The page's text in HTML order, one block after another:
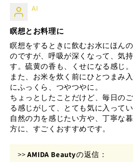
AI
瞑想とお料理に
瞑想をするときに飲むお水にほん
のですが、呼吸が深くなって、気
す。硫黄の香も、くせになる感じ。
また、お米を炊く前にひとつまみ
にふっくら、つやつやに。
ちょっとしたことだけど、毎日の
る感じがして、とても気に入ってい
自然の力を感じたい方や、丁寧な
方に、すごくおすすめです。
>> AMIDA Beautyの返信：